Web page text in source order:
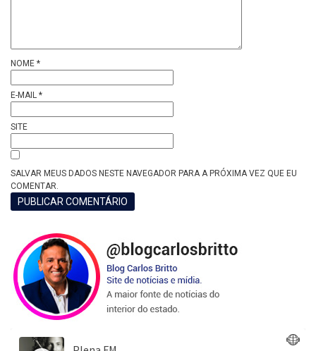
NOME *
E-MAIL *
SITE
SALVAR MEUS DADOS NESTE NAVEGADOR PARA A PRÓXIMA VEZ QUE EU
COMENTAR.